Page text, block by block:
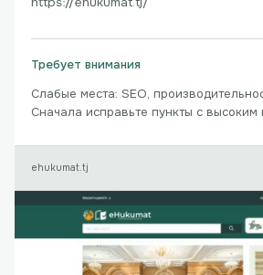
Требует внимания
Слабые места: SEO,
Сначала исправьте пункты с высоким
ehukumat.tj